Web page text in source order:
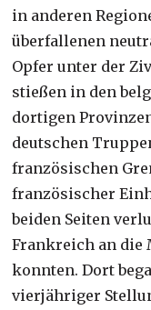
in anderen
überfallenen
Opfer unter der
stießen in den
dortigen
deutschen
französischen
französischer
beiden Seiten
Frankreich an die
konnten. Dort
vierjähriger